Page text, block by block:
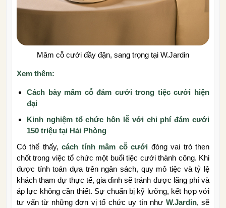
Mâm cỗ cưới đầy đặn, sang trọng tại W.Jardin
Xem thêm:
Cách bày mâm cỗ đám cưới trong tiệc cưới hiện
đại
Kinh nghiệm tổ chức hôn lễ với chi phí đám cưới
150 triệu tại Hải Phòng
Có thể thấy,cách tính mâm cỗ cưới đóng vai trò then
chốt trong việc tổ chức một buổi tiệc cưới thành công. Khi
được tính toán dựa trên ngân sách, quy mô tiệc và tỷ lệ
khách tham dự thực tế, gia đình sẽ tránh được lãng phí và
áp lực không cần thiết. Sự chuẩn bị kỹ lưỡng, kết hợp với
tư vấn từ những đơn vị tổ chức uy tín như W.Jardin, sẽ